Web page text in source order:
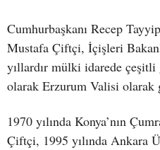
Cumhurbaşkanı Recep
Mustafa Çiftçi, İçişleri
yıllardır mülki idarede
olarak Erzurum Valisi olarak
1970 yılında Konya’nın
Çiftçi, 1995 yılında Ankara